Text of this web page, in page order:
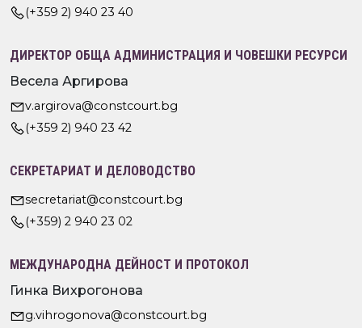
(+359 2) 940 23 40
ДИРЕКТОР ОБЩА АДМИНИСТРАЦИЯ И ЧОВЕШКИ РЕСУРСИ
Весела Аргирова
v.argirova@constcourt.bg
(+359 2) 940 23 42
СЕКРЕТАРИАТ И ДЕЛОВОДСТВО
secretariat@constcourt.bg
(+359) 2 940 23 02
МЕЖДУНАРОДНА ДЕЙНОСТ И ПРОТОКОЛ
Гинка Вихрогонова
g.vihrogonova@constcourt.bg